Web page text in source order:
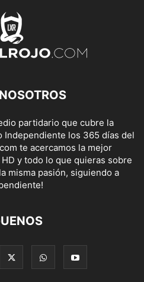
partidario que cubre la
Independiente los 365 días del
te acercamos la mejor
y todo lo que quieras sobre
misma pasión, siguiendo a